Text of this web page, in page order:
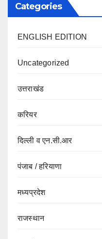
Categories
ENGLISH EDITION
Uncategorized
उत्तराखंड
करियर
दिल्ली व एन.सी.आर
पंजाब / हरियाणा
मध्यप्रदेश
राजस्थान